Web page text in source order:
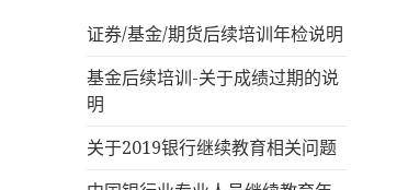
证券/基金/期货后续培训年检说明
基金后续培训-关于成绩过期的说
明
关于2019银行继续教育相关问题